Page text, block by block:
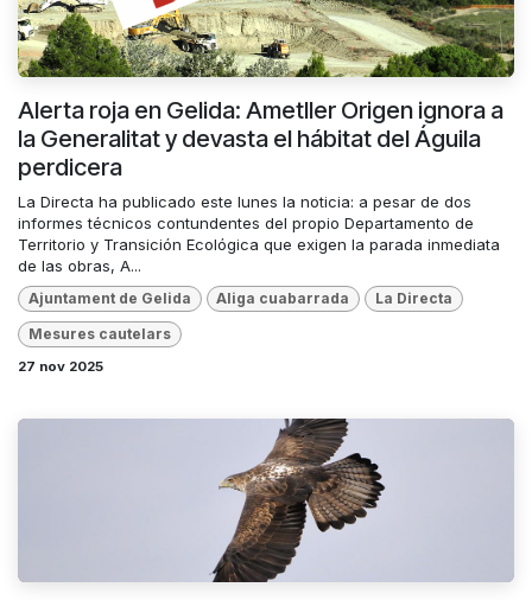
Alerta roja en Gelida: Ametller Origen ignora a
la Generalitat y devasta el hábitat del Águila
perdicera
La Directa ha publicado este lunes la noticia: a pesar de dos
informes técnicos contundentes del propio Departamento de
Territorio y Transición Ecológica que exigen la parada inmediata
de las obras, A...
Ajuntament de Gelida Aliga cuabarrada La Directa
Mesures cautelars
27 nov 2025